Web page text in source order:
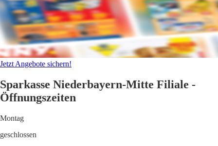
Jetzt Angebote sichern!
Sparkasse Niederbayern-Mitte Filiale -
Öffnungszeiten
Montag
geschlossen